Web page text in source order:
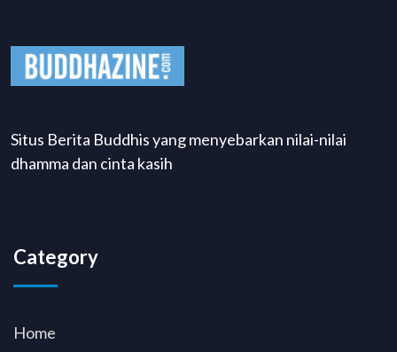
Situs Berita Buddhis yang menyebarkan nilai-nilai
dhamma dan cinta kasih
Category
Home